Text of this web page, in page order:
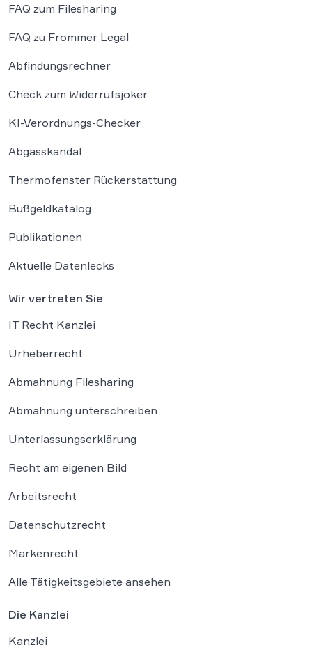
FAQ zum Filesharing
FAQ zu Frommer Legal
Abfindungsrechner
Check zum Widerrufsjoker
KI-Verordnungs-Checker
Abgasskandal
Thermofenster Rückerstattung
Bußgeldkatalog
Publikationen
Aktuelle Datenlecks
Wir vertreten Sie
IT Recht Kanzlei
Urheberrecht
Abmahnung Filesharing
Abmahnung unterschreiben
Unterlassungserklärung
Recht am eigenen Bild
Arbeitsrecht
Datenschutzrecht
Markenrecht
Alle Tätigkeitsgebiete ansehen
Die Kanzlei
Kanzlei